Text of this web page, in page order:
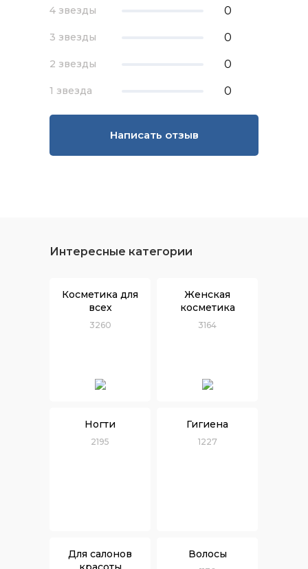
4 звезды 0
3 звезды 0
2 звезды 0
1 звезда 0
Написать отзыв
Интересные категории
Косметика для
всех
3260
Женская
косметика
3164
Ногти
2195
Гигиена
1227
Для салонов
Волосы